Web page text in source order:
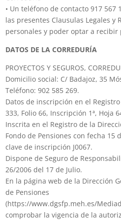
• Un teléfono de contacto 917
las presentes Clausulas Legales y
personales y poder optar a recibir
DATOS DE LA CORREDURÍA
PROYECTOS Y SEGUROS,
Domicilio social: C/ Badajoz, 35
Teléfono: 902 585 269.
Datos de inscripción en el
333, Folio 66, Inscripción 1ª, Hoja
Inscrita en el Registro de la
Fondo de Pensiones con fecha 15
clave de inscripción J0067.
Dispone de Seguro de
26/2006 del 17 de Julio.
En la página web de la Dirección
de Pensiones
(https://www.dgsfp.meh.es/
comprobar la vigencia de la